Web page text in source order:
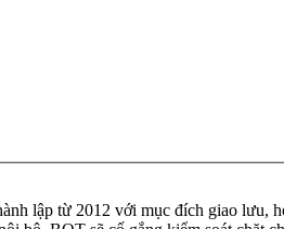
lập từ 2012 với mục đích giao lưu,